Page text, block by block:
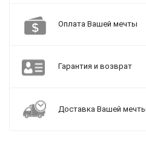
Оплата Вашей мечты
Гарантия и возврат
Доставка Вашей мечты